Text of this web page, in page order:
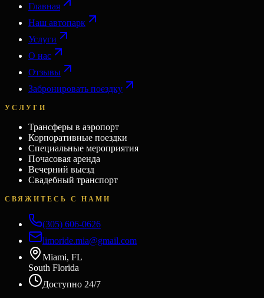
Главная
Наш автопарк
Услуги
О нас
Отзывы
Забронировать поездку
УСЛУГИ
Трансферы в аэропорт
Корпоративные поездки
Специальные мероприятия
Почасовая аренда
Вечерний выезд
Свадебный транспорт
СВЯЖИТЕСЬ С НАМИ
(305) 606-0626
limoride.mia@gmail.com
Miami, FL
South Florida
Доступно 24/7